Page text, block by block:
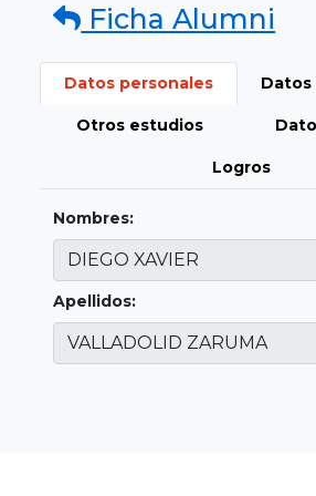
Ficha Alumni
Datos personales Datos
Otros estudios
Logros
Nombres:
Apellidos: